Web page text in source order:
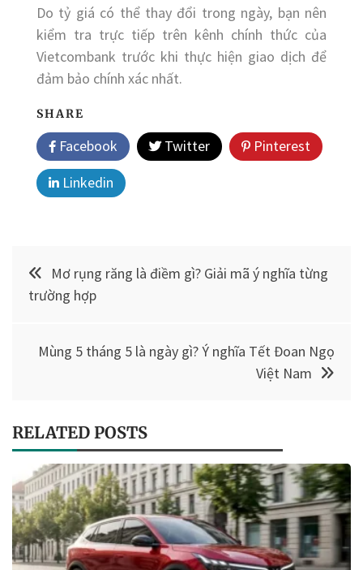
Do tỷ giá có thể thay đổi trong ngày, bạn nên
kiểm tra trực tiếp trên kênh chính thức của
Vietcombank trước khi thực hiện giao dịch để
đảm bảo chính xác nhất.
SHARE
Facebook Twitter
Pinterest
Linkedin
Điều
hướng
viết
Mơ rụng răng là điềm gì? Giải mã ý nghĩa từng
trường hợp
Mùng 5 tháng 5 là ngày gì? Ý nghĩa Tết Đoan Ngọ
Việt Nam
RELATED POSTS